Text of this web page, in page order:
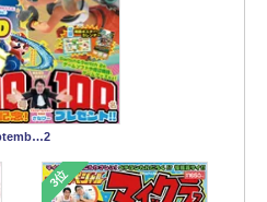
3位